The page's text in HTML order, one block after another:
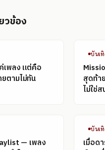
วข้อง
เพลง แต่คือ
ตามไม่ทัน
บันเทิ
สุดท้า
ไม่ใช่
— เพลง
บันเทิ
เมื่อด